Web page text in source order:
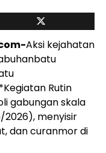
Aksi kejahatan
Rutin
gabungan skala
2026), menyisir
dan curanmor di